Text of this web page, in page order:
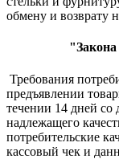
обмену и возврату
"Закона
Требования
предъявлении
течении 14 дней со
надлежащего
потребительские
кассовый чек и